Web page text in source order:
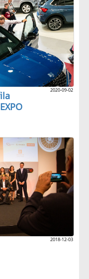
2020-09-02
2018-12-03